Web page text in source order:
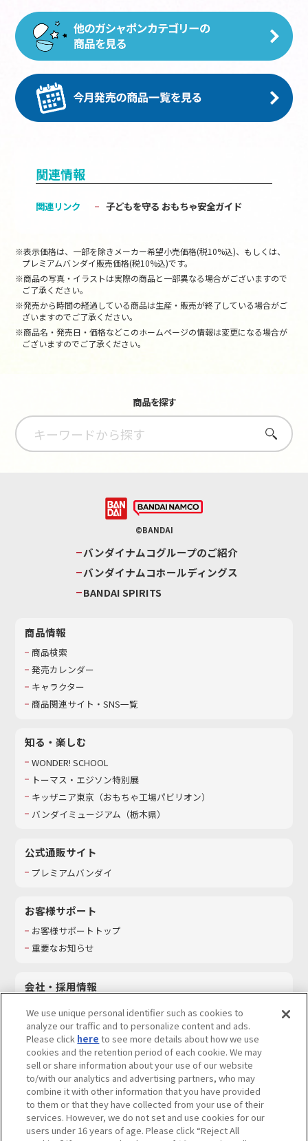
関連情報
関連リンク 子どもを守る おもちゃ安全ガイド
※表示価格は、一部を除きメーカー希望小売価格(税10%込)、もしくは、
プレミアムバンダイ販売価格(税10%込)です。
※商品の写真・イラストは実際の商品と一部異なる場合がございますので
ご了承ください。
※発売から時間の経過している商品は生産・販売が終了している場合がご
ざいますのでご了承ください。
※商品名・発売日・価格などこのホームページの情報は変更になる場合が
ございますのでご了承ください。
商品を探す
さがす
©BANDAI
バンダイナムコグループのご紹介
バンダイナムコホールディングス
BANDAI SPIRITS
商品情報
商品検索
発売カレンダー
キャラクター
商品関連サイト・SNS一覧
知る・楽しむ
WONDER! SCHOOL
トーマス・エジソン特別展
キッザニア東京（おもちゃ工場パビリオン）​
バンダイミュージアム（栃木県）
公式通販サイト
プレミアムバンダイ
お客様サポート
お客様サポートトップ
重要なお知らせ
会社・採用情報
採用情報
サステナビリティ
お問い合わせ
ウェブサイトご利用条件 ソーシャルメディアポリシー
We use unique personal identifier such as cookies to
analyze our traffic and to personalize content and ads.
Please click here to see more details about how we use
cookies and the retention period of each cookie. We may
sell or share information about your use of our website
to/with our analytics and advertising partners, who may
combine it with other information that you have provided
to them or that they have collected from your use of their
services. However, we do not set and use cookies for our
users under 16 years of age. Please click “Reject All